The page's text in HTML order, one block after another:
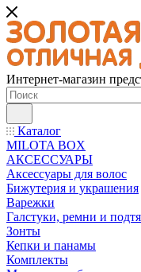
Интернет-магазин
Каталог
MILOTA BOX
АКСЕССУАРЫ
Аксессуары для волос
Бижутерия и украшения
Варежки
Галстуки, ремни и
Зонты
Кепки и панамы
Комплекты